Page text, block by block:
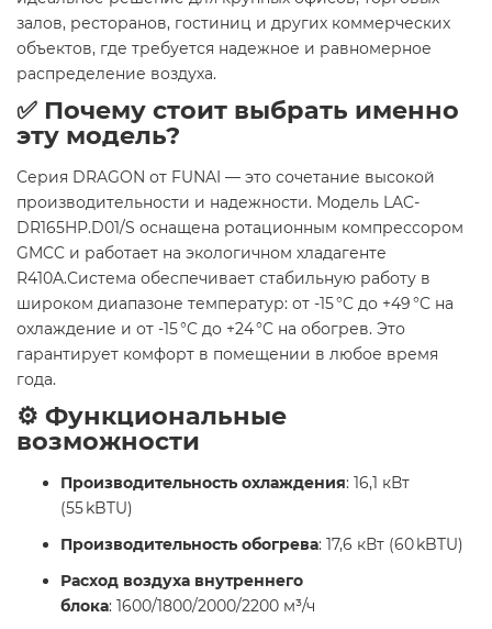
залов, ресторанов, гостиниц и других коммерческих
объектов, где требуется надежное и равномерное
распределение воздуха.
✅ Почему стоит выбрать именно
эту модель?
Серия DRAGON от FUNAI — это сочетание высокой
производительности и надежности. Модель LAC-
DR165HP.D01/S оснащена ротационным компрессором
GMCC и работает на экологичном хладагенте
R410A.Система обеспечивает стабильную работу в
широком диапазоне температур: от -15 °C до +49 °C на
охлаждение и от -15 °C до +24 °C на обогрев. Это
гарантирует комфорт в помещении в любое время
года.
⚙️ Функциональные
возможности
Производительность охлаждения: 16,1 кВт
(55 kBTU)
Производительность обогрева: 17,6 кВт (60 kBTU)
Расход воздуха внутреннего
блока: 1600/1800/2000/2200 м³/ч